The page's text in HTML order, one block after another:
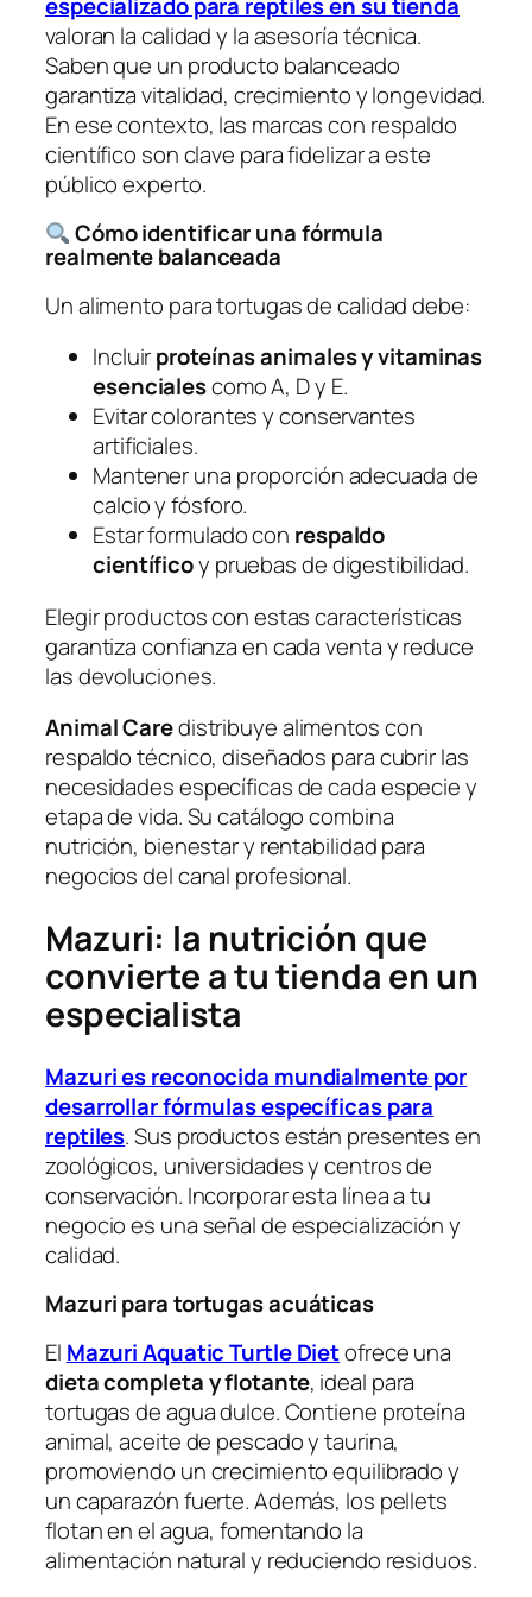
valoran la calidad y la asesoría técnica.
Saben que un producto balanceado
garantiza vitalidad, crecimiento y longevidad.
En ese contexto, las marcas con respaldo
científico son clave para fidelizar a este
público experto.
Cómo identificar una fórmula
realmente balanceada
Un alimento para tortugas de calidad debe:
Incluirproteínas animales y vitaminas
esencialescomo A, D y E.
Evitar colorantes y conservantes
artificiales.
Mantener una proporción adecuada de
calcio y fósforo.
Estar formulado con respaldo
científicoy pruebas de digestibilidad.
Elegir productos con estas características
garantiza confianza en cada venta y reduce
las devoluciones.
Animal Caredistribuye alimentos con
respaldo técnico, diseñados para cubrir las
necesidades específicas de cada especie y
etapa de vida. Su catálogo combina
nutrición, bienestar y rentabilidad para
negocios del canal profesional.
Mazuri: la nutrición que
convierte a tu tienda en un
especialista
Mazuri es reconocida mundialmente por
desarrollar fórmulas específicas para
reptiles. Sus productos están presentes en
zoológicos, universidades y centros de
conservación. Incorporar esta línea a tu
negocio es una señal de especialización y
calidad.
Mazuri para tortugas acuáticas
El Mazuri Aquatic Turtle Dietofrece una
dieta completa y flotante, ideal para
tortugas de agua dulce. Contiene proteína
animal, aceite de pescado y taurina,
promoviendo un crecimiento equilibrado y
un caparazón fuerte. Además, los pellets
flotan en el agua, fomentando la
alimentación natural y reduciendo residuos.